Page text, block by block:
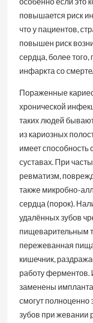
повышается риск
что у пациентов,
повышен риск
сердца, более того,
инфаркта со
Пораженные
хронической
таких людей
из кариозных
имеет способность
суставах. При
ревматизм,
также микробно-
сердца (порок).
удалённых зубов
пищеварительным
пережеванная
кишечник,
работу ферментов.
заменены
смогут полноценно
зубов при жевании